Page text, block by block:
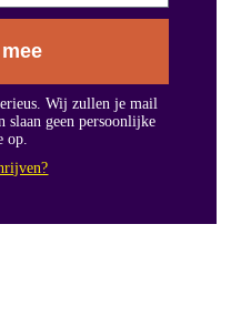
Wij zullen je mail
slaan geen persoonlijke
op.